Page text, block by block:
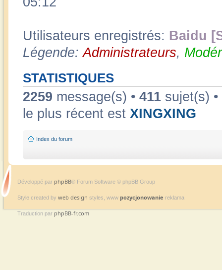
Utilisateurs enregistrés: Baidu
Légende:Administrateurs,
STATISTIQUES
2259 message(s) • 411 sujet(s) •
le plus récent est XINGXING
Index du forum
Développé par phpBB® Forum Software © phpBB Group
Style created by web design styles, www pozycjonowanie reklama
Traduction par phpBB-fr.com